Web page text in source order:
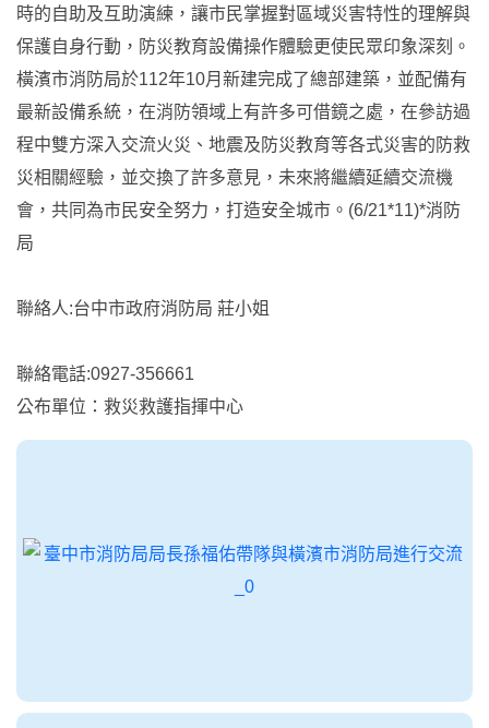
時的自助及互助演練，讓市民掌握對區域災害特性的理解與
保護自身行動，防災教育設備操作體驗更使民眾印象深刻。
橫濱市消防局於112年10月新建完成了總部建築，並配備有
最新設備系統，在消防領域上有許多可借鏡之處，在參訪過
程中雙方深入交流火災、地震及防災教育等各式災害的防救
災相關經驗，並交換了許多意見，未來將繼續延續交流機
會，共同為市民安全努力，打造安全城市。(6/21*11)*消防
局
聯絡人:台中市政府消防局 莊小姐
聯絡電話:0927-356661
公布單位：救災救護指揮中心